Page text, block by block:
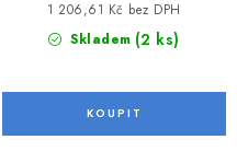
Skladem (2 ks)
1 206,61 Kč bez DPH